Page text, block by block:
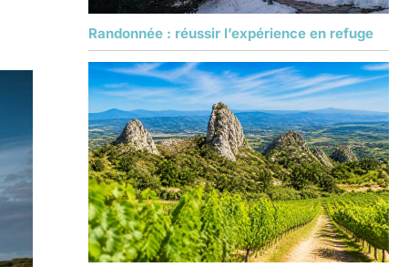
Randonnée : réussir l’expérience en refuge